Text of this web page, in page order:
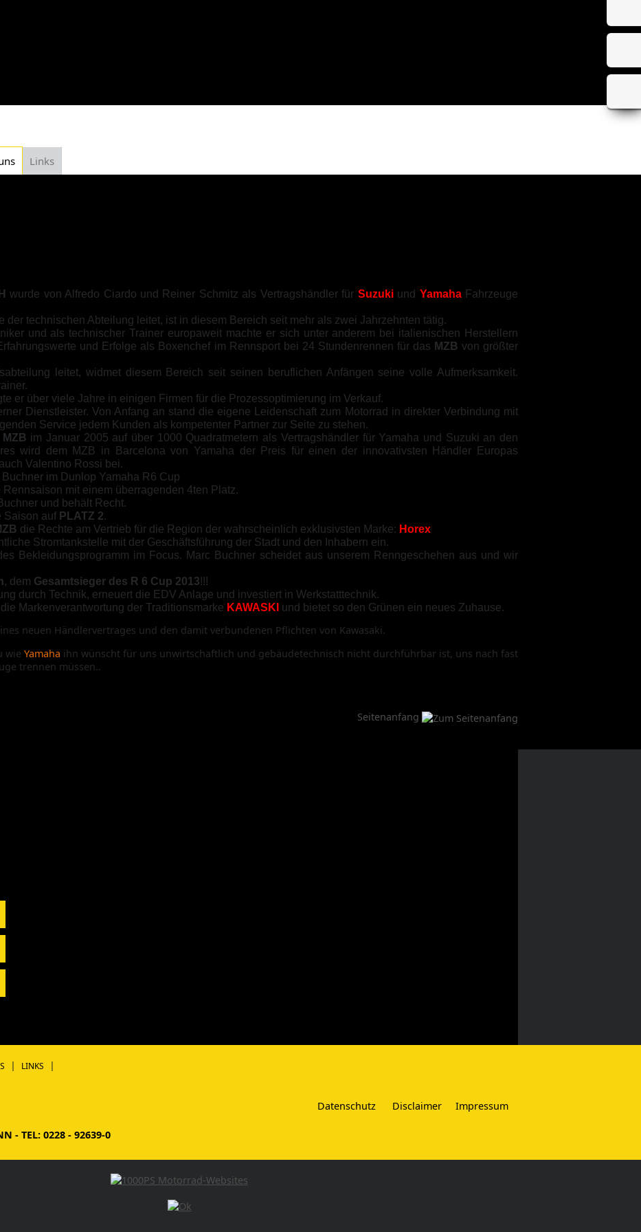
Links
wurde von Alfredo Ciardo und Reiner Schmitz als Vertragshändler für Suzuki und Yamaha Fahrzeuge
der technischen Abteilung leitet, ist in diesem Bereich seit mehr als zwei Jahrzehnten tätig.
und als technischer Trainer europaweit machte er sich unter anderem bei italienischen Herstellern
und Erfolge als Boxenchef im Rennsport bei 24 Stundenrennen für das MZB von größter
leitet, widmet diesem Bereich seit seinen beruflichen Anfängen seine volle Aufmerksamkeit.
er über viele Jahre in einigen Firmen für die Prozessoptimierung im Verkauf.
Dienstleister. Von Anfang an stand die eigene Leidenschaft zum Motorrad in direkter Verbindung mit
Service jedem Kunden als kompetenter Partner zur Seite zu stehen.
MZB im Januar 2005 auf über 1000 Quadratmetern als Vertragshändler für Yamaha und Suzuki an den
wird dem MZB in Barcelona von Yamaha der Preis für einen der innovativsten Händler Europas
Valentino Rossi bei.
im Dunlop Yamaha R6 Cup
mit einem überragenden 4ten Platz.
und behält Recht.
Saison auf PLATZ 2.
die Rechte am Vertrieb für die Region der wahrscheinlich exklusivsten Marke: Horex
Stromtankstelle mit der Geschäftsführung der Stadt und den Inhabern ein.
Bekleidungsprogramm im Focus. Marc Buchner scheidet aus unserem Renngeschehen aus und wir
, dem Gesamtsieger des R 6 Cup 2013!!!
durch Technik, erneuert die EDV Anlage und investiert in Werkstatttechnik.
Markenverantwortung der Traditionsmarke KAWASKI und bietet so den Grünen ein neues Zuhause.
neuen Händlervertrages und den damit verbundenen Pflichten von Kawasaki.
wie Yamaha ihn wünscht für uns unwirtschaftlich und gebäudetechnisch nicht durchführbar ist, uns nach fast
trennen müssen..
Seitenanfang
| LINKS |
- TEL: 0228 - 92639-0
Datenschutz Disclaimer Impressum